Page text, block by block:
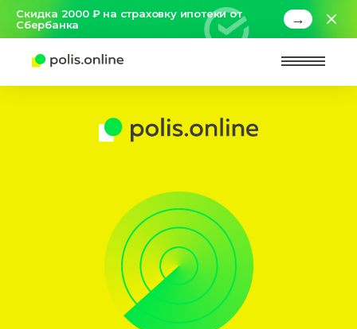
Скидка 2000 ₽ на страховку ипотеки от
Сбербанка
→